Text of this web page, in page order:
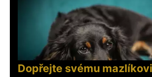
Dopřejte svému mazlíkovi